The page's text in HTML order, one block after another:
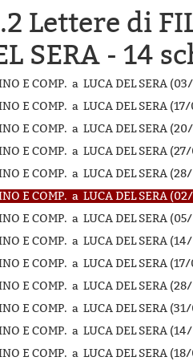
Lettere di
SERA - 14
E COMP. a LUCA DEL SERA
E COMP. a LUCA DEL SERA
E COMP. a LUCA DEL SERA
E COMP. a LUCA DEL SERA
E COMP. a LUCA DEL SERA
E COMP. a LUCA DEL SERA
E COMP. a LUCA DEL SERA
E COMP. a LUCA DEL SERA
E COMP. a LUCA DEL SERA
E COMP. a LUCA DEL SERA
E COMP. a LUCA DEL SERA
E COMP. a LUCA DEL SERA
E COMP. a LUCA DEL SERA